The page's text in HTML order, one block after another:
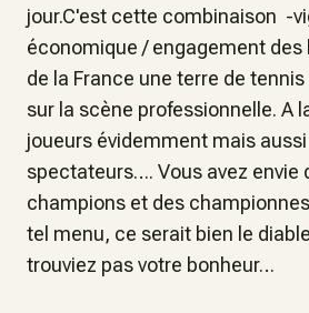
jour.C'est cette combinaison -
économique / engagement des
de la France une terre de
sur la scène professionnelle. A
joueurs évidemment mais
spectateurs…. Vous avez envie
champions et des
tel menu, ce serait bien le
trouviez pas votre bonheur…